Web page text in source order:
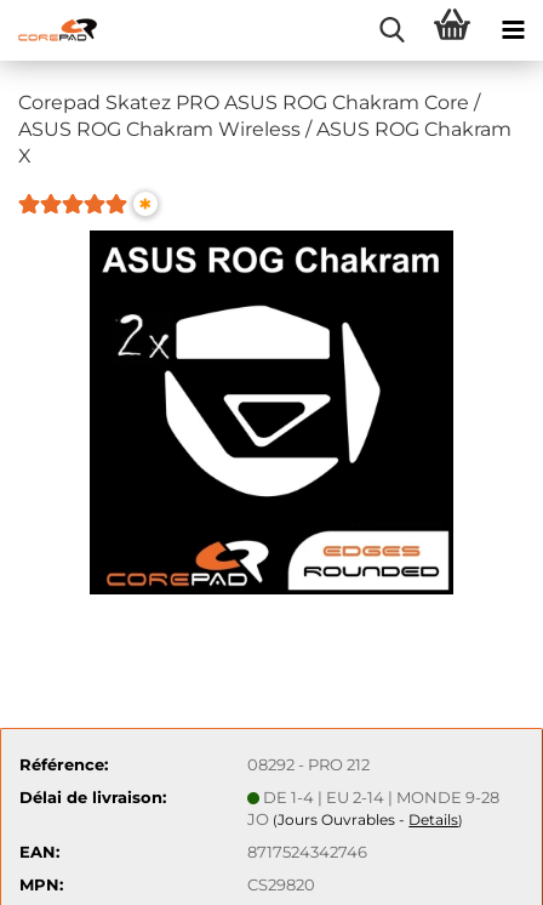
Corepad Skatez PRO ASUS ROG Chakram Core /
ASUS ROG Chakram Wireless / ASUS ROG Chakram
X
*
Référence:
08292 - PRO 212
Délai de livraison:
DE 1-4 | EU 2-14 | MONDE 9-28
JO (Jours Ouvrables - Details)
EAN:
8717524342746
MPN:
CS29820